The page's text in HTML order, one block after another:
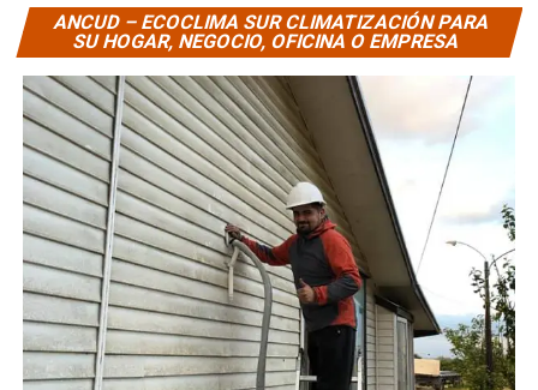
ANCUD – ECOCLIMA SUR CLIMATIZACIÓN PARA
SU HOGAR, NEGOCIO, OFICINA O EMPRESA